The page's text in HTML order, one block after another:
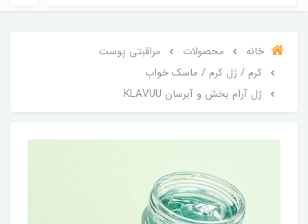
خانه محصولات
مراقبتی پوست
کرم / ژل کرم / ماسک خواب
ژل آرام بخش و آبرسان KLAVUU